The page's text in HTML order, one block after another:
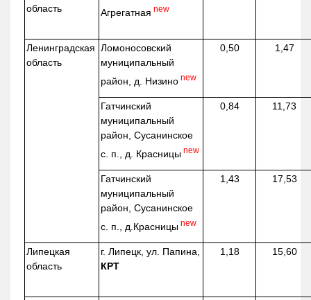
область
Агрегатная new
Ленинградская
область
Ломоносовский
муниципальный
район, д. Низино new
0,50 1,47
Гатчинский
муниципальный
район, Сусанинское
с. п., д. Красницы new
0,84 11,73
Гатчинский
муниципальный
район, Сусанинское
с. п., д.Красницы new
1,43 17,53
Липецкая
область
г. Липецк, ул. Папина,
КРТ
1,18 15,60